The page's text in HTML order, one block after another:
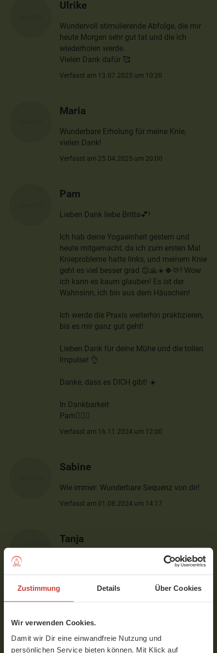
Zustimmung Details Über Cookies
Wir verwenden Cookies.
Damit wir Dir eine einwandfreie Nutzung und
persönlichen Service bieten können. Mit Klick auf
Ulrike
Wundervoll stimulierende Abfolge, die mir
heute Morgen sehr gut tat und die ich
wiederholen werde.
Vielen Dank dafür 🥰
Verfasst am 13.07.2025 um 10:20
Maria
Wunderbare Erholung für meine Knie,
vielen Dank!
Verfasst am 25.04.2025 um 20:00
Pam
Lieben Dank liebe Britta💕!
Ich hab deine Yogaeinheit gestern und
heute mitgemacht, da ich zum ersten Mal
Knieprobleme hatte links, und meinem Knie
geht es viel besser grad 😊🙏☀️🍀🫶! Wow
ich kann es kaum glauben! Es ist der
Wahnsinn, ich bin aus dem Häuschen!
Ich werde die Praxis weiterhin praktizieren,
bis es mir ganz gut geht!
Lieben Dank für deine Mühe und die tollen
Impulse! 👌
Danke, dass es DICH gibt! ☀️
In Dankbarkeit
Pam🙋🏻‍♀️
Verfasst am 16.11.2024 um 12:00
Sabine
Wie immer: Wunderbare Sequenz von dir!
Verfasst am 01.08.2024 um 14:17
Tanja
Unaufgeregt, kraftvoll und für mich heute
Bitta